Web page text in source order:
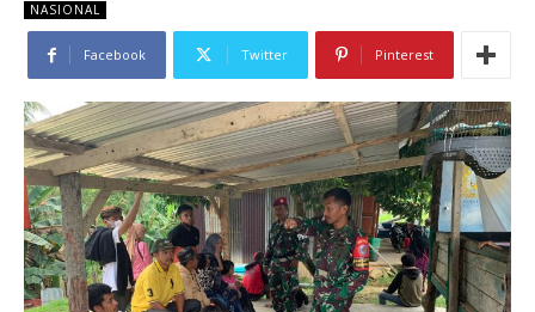
NASIONAL
Facebook Twitter Pinterest